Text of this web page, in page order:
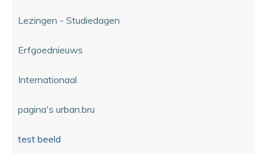
Lezingen - Studiedagen
Erfgoednieuws
Internationaal
pagina's urban.bru
test beeld